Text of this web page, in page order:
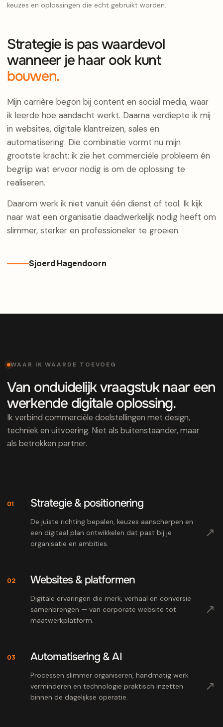
keuzes en oplossingen die echt gebruikt worden.
Strategie is pas waardevol
wanneer je haar ook kunt
bouwen.
Mijn carrière begon bij content en social media, waar
ik leerde hoe aandacht werkt. Daarna verdiepte ik mij
in websites, digitale klantreizen, sales en
automatisering. Die combinatie vormt nu mijn
grootste kracht: ik zie het commerciële probleem én
begrijp wat ervoor nodig is om de oplossing te
realiseren.
Daarom werk ik niet vanuit één dienst of tool. Ik kijk
naar wat een organisatie daadwerkelijk nodig heeft om
slimmer, sterker en professioneler te groeien.
Sjoerd Hagendoorn
WAAR IK WAARDE TOEVOEG
Van onduidelijk vraagstuk naar een
werkende digitale oplossing.
Ik verbind commerciële doelstellingen met design,
techniek en uitvoering. Niet als buitenstaander, maar
als betrokken partner.
01 Strategie & positionering
De juiste richting bepalen, keuzes aanscherpen en
een digitaal plan ontwikkelen dat past bij je
organisatie en ambities.
↗
02 Websites & platformen
Digitale ervaringen die merk, verhaal en conversie
samenbrengen — van corporate website tot
maatwerkplatform.
↗
03 Automatisering & AI
Processen slimmer organiseren, handmatig werk
verminderen en technologie praktisch inzetten
binnen de dagelijkse operatie.
↗